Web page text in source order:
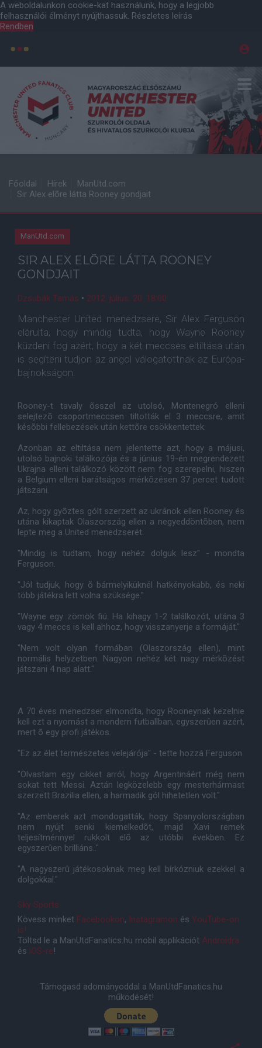
A weboldalunkon cookie-kat használunk, hogy a legjobb
felhasználói élményt nyújthassuk. Részletes leírás
Rendben
Főoldal Hírek
ManUtd.com
Sir Alex elõre látta Rooney gondjait
ManUtd.com
SIR ALEX ELÕRE LÁTTA ROONEY
GONDJAIT
Dzsubák Tamás • 2012. július. 20. 18:00
Manchester United menedzsere, Sir Alex Ferguson
elárulta, hogy mindig tudta, hogy Wayne Rooney
küzdeni fog azért, hogy a két meccses eltiltása után
is segíteni tudjon az angol válogatottnak az Európa-
bajnokságon.
Rooney-t tavaly õsszel az utolsó, Montenegró elleni
selejtezõ csoportmeccsen tiltották el 3 meccsre, amit
késõbbi fellebezések után kettõre csökkentettek.
Azonban az eltiltása nem jelentette azt, hogy a májusi,
utolsó bajnoki találkozója és a június 19-én megrendezett
Ukrajna elleni találkozó között nem fog szerepelni, hiszen
a Belgium elleni barátságos mérkõzésen 37 percet tudott
játszani.
Az, hogy gyõztes gólt szerzett az ukránok ellen Rooney és
utána kikaptak Olaszország ellen a negyeddöntõben, nem
lepte meg a United menedzserét.
"Mindig is tudtam, hogy nehéz dolguk lesz" - mondta
Ferguson.
"Jól tudjuk, hogy õ bármelyiküknél hatkényokabb, és neki
több játékra lett volna szüksége."
"Wayne egy zömök fiú. Ha kihagy 1-2 találkozót, utána 3
vagy 4 meccs is kell ahhoz, hogy visszanyerje a formáját."
"Nem volt olyan formában (Olaszország ellen), mint
normális helyzetben. Nagyon nehéz két nagy mérkõzést
játszani 4 nap alatt."
A 70 éves menedzser elmondta, hogy Rooneynak kezelnie
kell ezt a nyomást a mondern futballban, egyszerûen azért,
mert õ egy profi játékos.
"Ez az élet természetes velejárója" - tette hozzá Ferguson.
"Olvastam egy cikket arról, hogy Argentináért még nem
sokat tett Messi. Aztán legközelebb egy mesterhármast
szerzett Brazilia ellen, a harmadik gól hihetetlen volt."
"Az emberek azt mondogatták, hogy Spanyolországban
nem nyújt senki kiemelkedõt, majd Xavi remek
teljesítménnyel rukkolt elõ az utóbbi években. Ez
egyszerûen brilliáns.."
"A nagyszerû játékosoknak meg kell bírkózniuk ezekkel a
dolgokkal."
Sky Sports
Kövess minket Facebookon, Instagramon és YouTube-on
is!
Töltsd le a ManUtdFanatics.hu mobil applikációt Androidra
és iOS-re!
Támogasd adományoddal a ManUtdFanatics.hu
működését!